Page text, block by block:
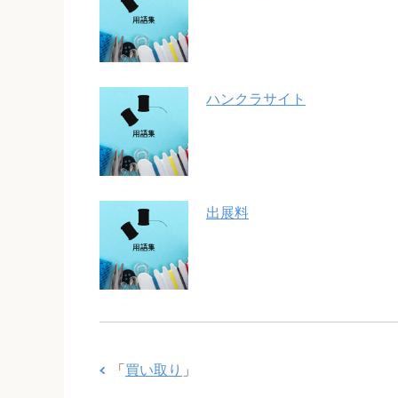
ハンクラサイト
出展料
「 買い取り 」